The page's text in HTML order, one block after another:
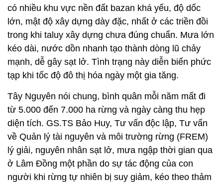
có nhiều khu vực nền đất bazan khá yếu, độ dốc
lớn, mật độ xây dựng dày đặc, nhất ở các triền đồi
trong khi taluy xây dựng chưa đúng chuẩn. Mưa lớn
kéo dài, nước dồn nhanh tạo thành dòng lũ chảy
mạnh, dễ gây sạt lở. Tình trạng này diễn biến phức
tạp khi tốc độ đô thị hóa ngày một gia tăng.
Tây Nguyên nói chung, bình quân mỗi năm mất đi
từ 5.000 đến 7.000 ha rừng và ngày càng thu hẹp
diện tích. GS.TS Bảo Huy, Tư vấn độc lập, Tư vấn
về Quản lý tài nguyên và môi trường rừng (FREM)
lý giải, nguyên nhân sạt lở, mưa ngập thời gian qua
ở Lâm Đồng một phần do sự tác động của con
người khi rừng tự nhiên bị suy giảm, kéo theo thảm